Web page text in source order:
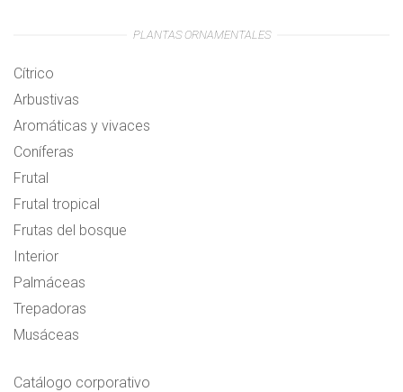
PLANTAS ORNAMENTALES
Cítrico
Arbustivas
Aromáticas y vivaces
Coníferas
Frutal
Frutal tropical
Frutas del bosque
Interior
Palmáceas
Trepadoras
Musáceas
Catálogo corporativo